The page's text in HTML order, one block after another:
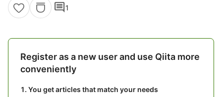
comment1
Register as a new user and use Qiita more
conveniently
You get articles that match your needs